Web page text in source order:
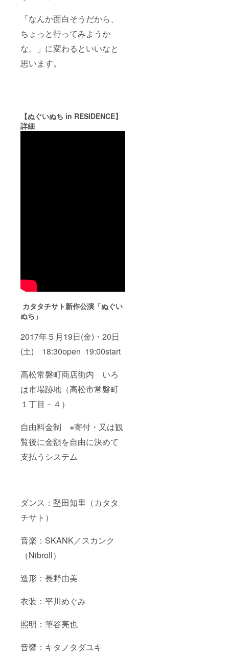
「なんか面白そうだから、
ちょっと行ってみようか
な。」に変わるといいなと
思います。
【ぬぐいぬち in RESIDENCE】
詳細
カタタチサト新作公演「ぬぐい
ぬち」
2017年５月19日(金)・20日
(土) 18:30open 19:00start
高松常磐町商店街内 いろ
は市場跡地（高松市常磐町
１丁目－４）
自由料金制 ※寄付・又は観
覧後に金額を自由に決めて
支払うシステム
ダンス：堅田知里（カタタ
チサト）
音楽：SKANK／スカンク
（Nibroll）
造形：長野由美
衣装：平川めぐみ
照明：筆谷亮也
音響：キタノタダユキ